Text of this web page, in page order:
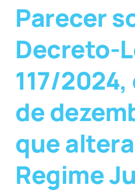
Parecer
Decreto-
117/2024,
de
que
Regime